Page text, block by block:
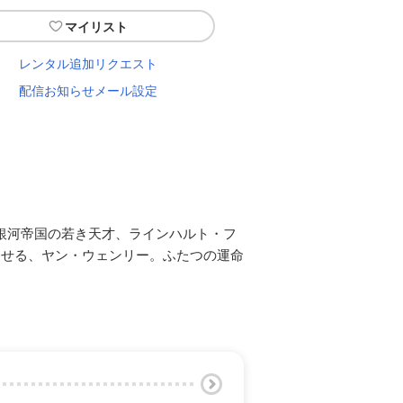
マイリスト
レンタル追加リクエスト
配信お知らせメール設定
帝国の若き天才、ラインハルト・フ
る、ヤン・ウェンリー。ふたつの運命